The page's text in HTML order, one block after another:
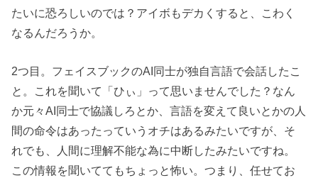
たいに恐ろしいのでは？アイボもデカくすると、こわく
なるんだろうか。
2つ目。フェイスブックのAI同士が独自言語で会話したこ
と。これを聞いて「ひぃ」って思いませんでした？なん
か元々AI同士で協議しろとか、言語を変えて良いとかの人
間の命令はあったっていうオチはあるみたいですが、そ
れでも、人間に理解不能な為に中断したみたいですね。
この情報を聞いててもちょっと怖い。つまり、任せてお